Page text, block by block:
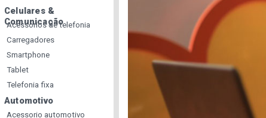
Celulares &
Comunicação
Acessorios de telefonia
Carregadores
Smartphone
Tablet
Telefonia fixa
Automotivo
Acessorio automotivo